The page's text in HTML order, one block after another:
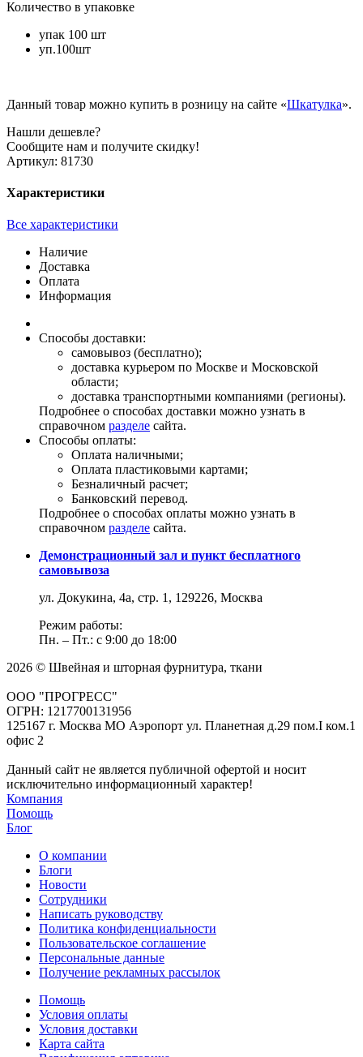
Количество в упаковке
упак 100 шт
уп.100шт
Данный товар можно купить в розницу на сайте «Шкатулка».
Нашли дешевле?
Сообщите нам и получите скидку!
Артикул: 81730
Характеристики
Все характеристики
Наличие
Доставка
Оплата
Информация
Способы доставки:
самовывоз (бесплатно);
доставка курьером по Москве и Московской
области;
доставка транспортными компаниями (регионы).
Подробнее о способах доставки можно узнать в
справочном разделе сайта.
Способы оплаты:
Оплата наличными;
Оплата пластиковыми картами;
Безналичный расчет;
Банковский перевод.
Подробнее о способах оплаты можно узнать в
справочном разделе сайта.
Демонстрационный зал и пункт бесплатного
самовывоза
ул. Докукина, 4а, стр. 1, 129226, Москва
Режим работы:
Пн. – Пт.: с 9:00 до 18:00
2026 © Швейная и шторная фурнитура, ткани
ООО "ПРОГРЕСС"
ОГРН: 1217700131956
125167 г. Москва МО Аэропорт ул. Планетная д.29 пом.I ком.1
офис 2
Данный сайт не является публичной офертой и носит
исключительно информационный характер!
Компания
Помощь
Блог
О компании
Блоги
Новости
Сотрудники
Написать руководству
Политика конфиденциальности
Пользовательское соглашение
Персональные данные
Получение рекламных рассылок
Помощь
Условия оплаты
Условия доставки
Карта сайта